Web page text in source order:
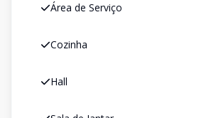
Área de Serviço
Cozinha
Hall